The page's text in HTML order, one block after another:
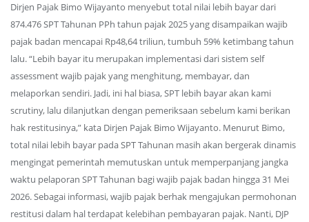
Dirjen Pajak Bimo Wijayanto menyebut total nilai lebih bayar dari
874.476 SPT Tahunan PPh tahun pajak 2025 yang disampaikan wajib
pajak badan mencapai Rp48,64 triliun, tumbuh 59% ketimbang tahun
lalu. “Lebih bayar itu merupakan implementasi dari sistem self
assessment wajib pajak yang menghitung, membayar, dan
melaporkan sendiri. Jadi, ini hal biasa, SPT lebih bayar akan kami
scrutiny, lalu dilanjutkan dengan pemeriksaan sebelum kami berikan
hak restitusinya,” kata Dirjen Pajak Bimo Wijayanto. Menurut Bimo,
total nilai lebih bayar pada SPT Tahunan masih akan bergerak dinamis
mengingat pemerintah memutuskan untuk memperpanjang jangka
waktu pelaporan SPT Tahunan bagi wajib pajak badan hingga 31 Mei
2026. Sebagai informasi, wajib pajak berhak mengajukan permohonan
restitusi dalam hal terdapat kelebihan pembayaran pajak. Nanti, DJP